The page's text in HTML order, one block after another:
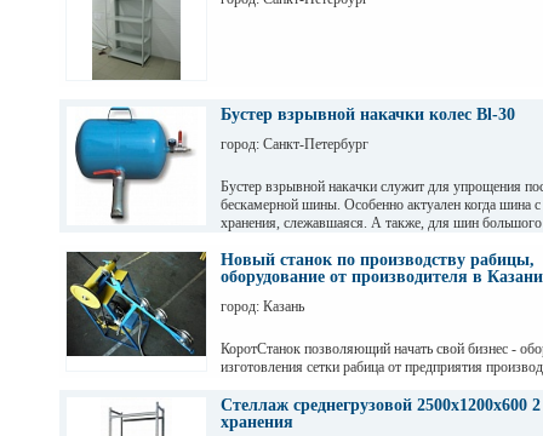
Бустер взрывной накачки колес Bl-30
город: Санкт-Петербург
Бустер взрывной накачки служит для упрощения
бескамерной шины. Особенно актуален когда шина с
хранения, слежавшаяся. А также, для шин большого
Новый станок по производству рабицы,
оборудование от производителя в
город: Казань
КоротСтанок позволяющий начать свой бизнес -
изготовления сетки рабица от предприятия
Стеллаж среднегрузовой 2500х1200х600
хранения